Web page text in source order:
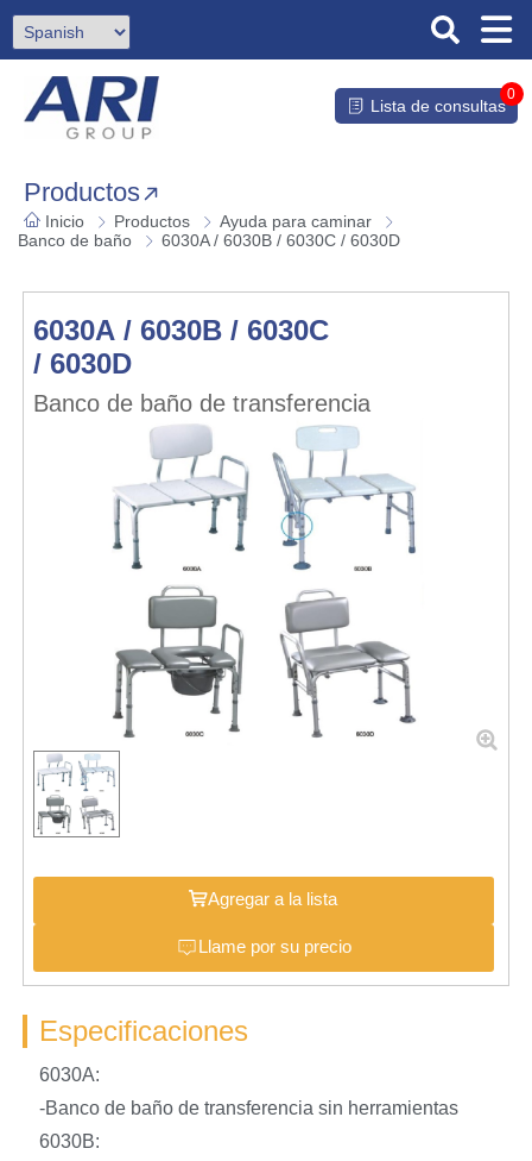
Lista de consultas
0
Productos
Inicio Productos
Ayuda para caminar
Banco de baño
6030A / 6030B / 6030C / 6030D
6030A / 6030B / 6030C
/ 6030D
Banco de baño de transferencia
Agregar a la lista
Llame por su precio
Especificaciones
6030A:
-Banco de baño de transferencia sin herramientas
6030B: